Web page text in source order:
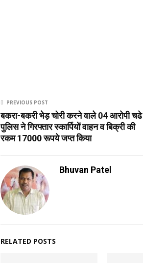
PREVIOUS POST
बकरा-बकरी भेड़ चोरी करने वाले 04 आरोपी चढे
पुलिस ने गिरफ्तार स्कार्पियों वाहन व बिक्री की
रकम 17000 रूपये जप्त किया
Bhuvan Patel
RELATED POSTS